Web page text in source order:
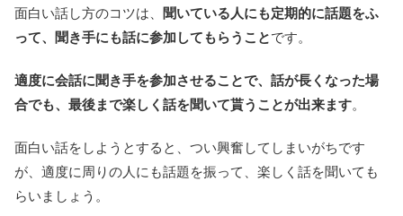
面白い話し方のコツは、
聞いている人にも定期的に話題をふ
って、聞き手にも話に参加してもらうことです。
適度に会話に聞き手を参加させることで、話が長くなった場
合でも、最後まで楽しく話を聞いて貰うことが出来ます。
面白い話をしようとすると、つい興奮してしまいがちです
が、適度に周りの人にも話題を振って、楽しく話を聞いても
らいましょう。